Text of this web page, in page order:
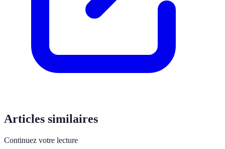
Articles similaires
Continuez votre lecture